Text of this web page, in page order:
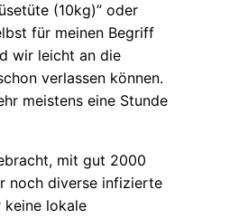
(10kg)” oder
für meinen Begriff
wir leicht an die
verlassen können.
meistens eine Stunde
mit gut 2000
noch diverse infizierte
keine lokale